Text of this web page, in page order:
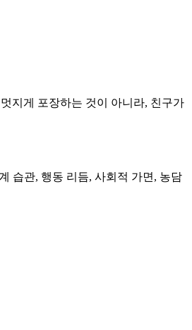
지게 포장하는 것이 아니라, 친구가
습관, 행동 리듬, 사회적 가면, 농담